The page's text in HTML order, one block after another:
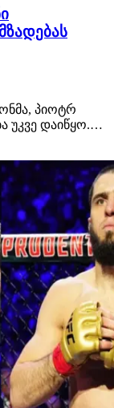
პიოტრ
უკვე დაიწყო.
24 ო…